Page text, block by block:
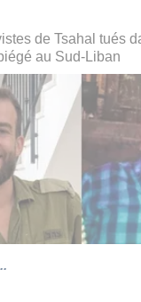
de Tsahal tués
au Sud-Liban